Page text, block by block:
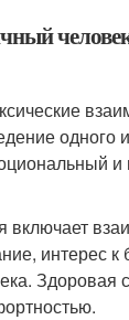
одного
интерес к
Здоровая